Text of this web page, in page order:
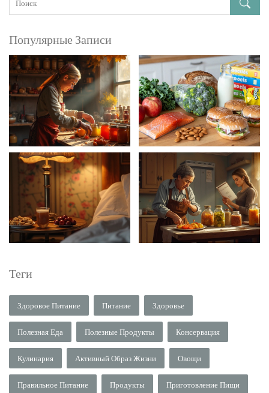
Популярные Записи
Теги
Здоровое Питание Питание Здоровье
Полезная Еда Полезные Продукты Консервация
Кулинария Активный Образ Жизни Овощи
Правильное Питание Продукты Приготовление Пищи